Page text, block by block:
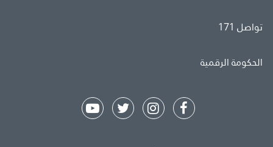
تواصل 171
الحكومة الرقمية